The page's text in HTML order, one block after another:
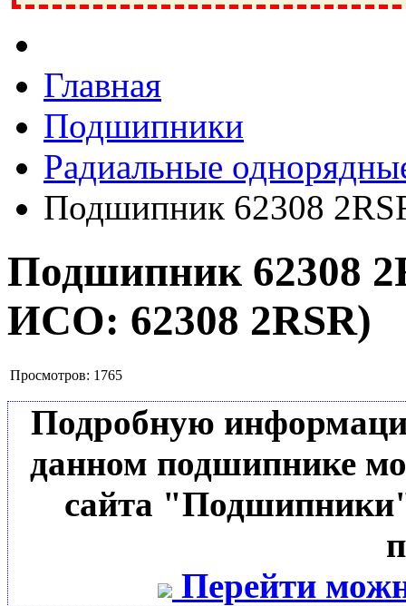
Ивантеевка, подшипники, пневматика, метизы, техника,
Главная
Подшипники
Радиальные
Подшипник 62308
Подшипник 62308
ИСО: 62308 2RSR)
Просмотров: 1765
Подробную
данном подшипнике
сайта
Перейти